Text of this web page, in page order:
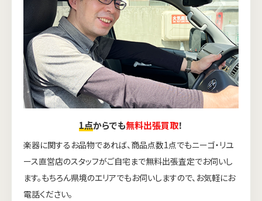
1点からでも無料出張買取！
楽器に関するお品物であれば、商品点数1点でもニーゴ・リユ
ース直営店のスタッフがご自宅まで無料出張査定でお伺いし
ます。もちろん県境のエリアでもお伺いしますので、お気軽にお
電話ください。